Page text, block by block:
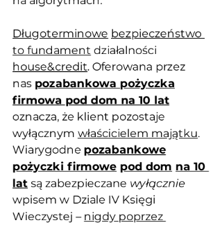
Długoterminowe bezpieczeństwo
to fundament działalności
house&credit. Oferowana przez
nas pozabankowa pożyczka
firmowa pod dom na 10 lat
oznacza, że klient pozostaje
wyłącznym właścicielem majątku.
Wiarygodne pozabankowe
pożyczki firmowe pod dom na 10
lat są zabezpieczane wyłącznie
wpisem w Dziale IV Księgi
Wieczystej – nigdy poprzez